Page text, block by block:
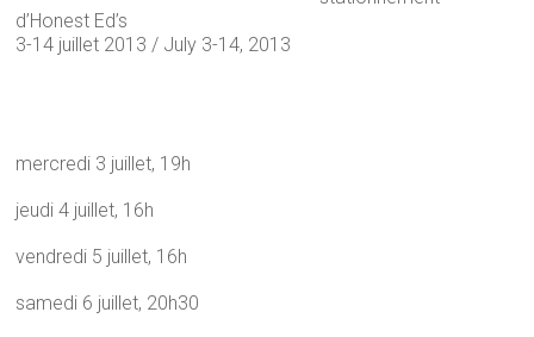
d’Honest Ed’s
3-14 juillet 2013 / July 3-14, 2013
mercredi 3 juillet, 19h
jeudi 4 juillet, 16h
vendredi 5 juillet, 16h
samedi 6 juillet, 20h30